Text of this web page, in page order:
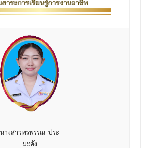
นางสาวพรพรรณ ประ
มะคัง